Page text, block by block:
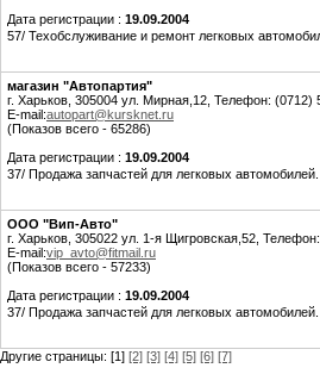
Дата регистрации : 19.09.2004
57/ Техобслуживание и ремонт легковых
магазин "Автопартия"
г. Харьков, 305004 ул. Мирная,12, Телефон: (0712)
E-mail:autopart@kursknet.ru
(Показов всего - 65286)
Дата регистрации : 19.09.2004
37/ Продажа запчастей для легковых автомобилей.
ООО "Вип-Авто"
г. Харьков, 305022 ул. 1-я Щигровская,52,
E-mail:vip_avto@fitmail.ru
(Показов всего - 57233)
Дата регистрации : 19.09.2004
37/ Продажа запчастей для легковых автомобилей.
Другие страницы: [1] [2] [3] [4] [5] [6] [7]